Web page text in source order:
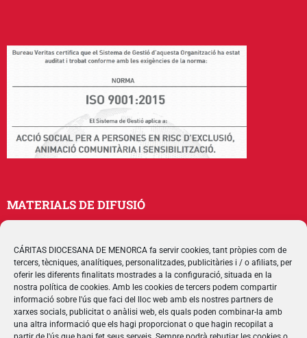
CÁRITAS DIOCESANA DE MENORCA fa servir cookies, tant pròpies com de
tercers, tècniques, analítiques, personalitzades, publicitàries i / o afiliats, per
oferir les diferents finalitats mostrades a la configuració, situada en la
nostra política de cookies. Amb les cookies de tercers podem compartir
informació sobre l'ús que faci del lloc web amb els nostres partners de
xarxes socials, publicitat o anàlisi web, els quals poden combinar-la amb
una altra informació que els hagi proporcionat o que hagin recopilat a
MATERIALS DE DIFUSIÓ
Publicacions
Multimedia
SEGUEIX-NOS